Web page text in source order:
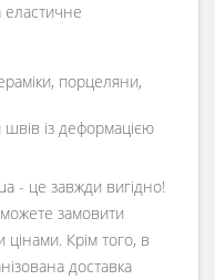
еластичне
порцеляни,
із деформацією
- це завжди вигідно!
замовити
Крім того, в
доставка